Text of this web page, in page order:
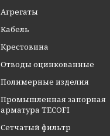
Агрегаты
Кабель
Крестовина
Отводы оцинкованные
Полимерные изделия
Промышленная запорная
арматура TECOFI
Сетчатый фильтр